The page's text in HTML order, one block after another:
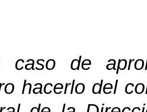
caso de
hacerlo del